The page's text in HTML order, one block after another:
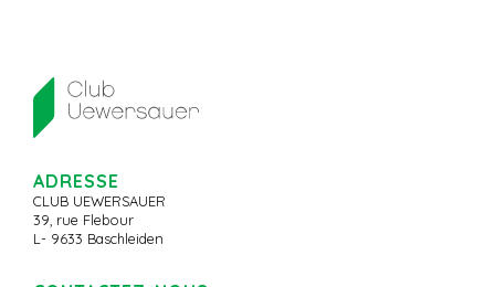
ADRESSE
CLUB UEWERSAUER
39, rue Flebour
L- 9633 Baschleiden